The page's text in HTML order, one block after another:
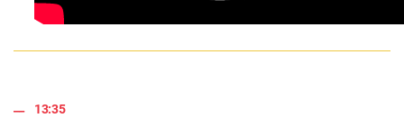
13:35